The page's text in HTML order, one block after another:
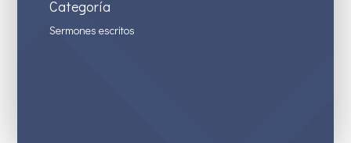
Categoría
Sermones escritos